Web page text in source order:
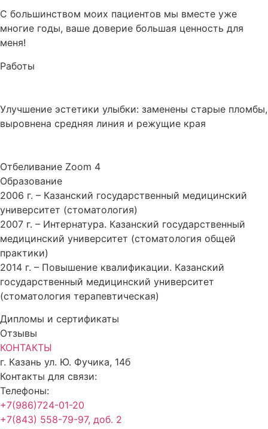
С большинством моих пациентов мы вместе уже
многие годы, ваше доверие большая ценность для
меня!
Работы
Улучшение эстетики улыбки: заменены старые пломбы,
выровнена средняя линия и режущие края
Отбеливание Zoom 4
Образование
2006 г. – Казанский государственный медицинский
университет (стоматология)
2007 г. – Интернатура. Казанский государственный
медицинский университет (стоматология общей
практики)
2014 г. – Повышение квалификации. Казанский
государственный медицинский университет
(стоматология терапевтическая)
Дипломы и сертификаты
Отзывы
КОНТАКТЫ
г. Казань ул. Ю. Фучика, 14б
Контакты для связи:
Телефоны:
+7(986)724-01-20
+7(843) 558-79-97, доб. 2